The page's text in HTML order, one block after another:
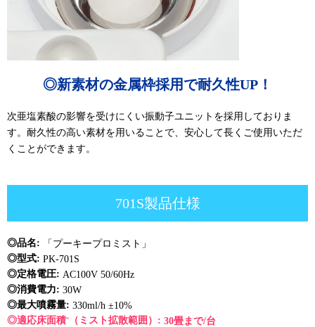
◎新素材の金属枠採用で耐久性UP！
次亜塩素酸の影響を受けにくい振動子ユニットを採用しておりま
す。耐久性の高い素材を用いることで、安心して長くご使用いただ
くことができます。
701S製品仕様
◎品名: 「プーキープロミスト」
◎型式: PK-701S
◎定格電圧: AC100V 50/60Hz
◎消費電力: 30W
◎最大噴霧量: 330ml/h ±10%
◎適応床面積※ （ミスト拡散範囲）: 30畳まで/台